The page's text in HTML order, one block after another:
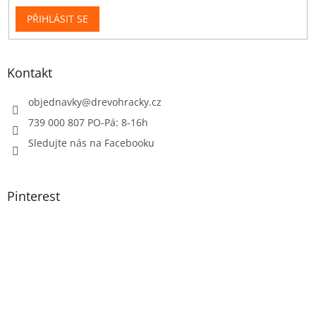
PŘIHLÁSIT SE
Kontakt
objednavky@drevohracky.cz
739 000 807 PO-Pá: 8-16h
Sledujte nás na Facebooku
Pinterest